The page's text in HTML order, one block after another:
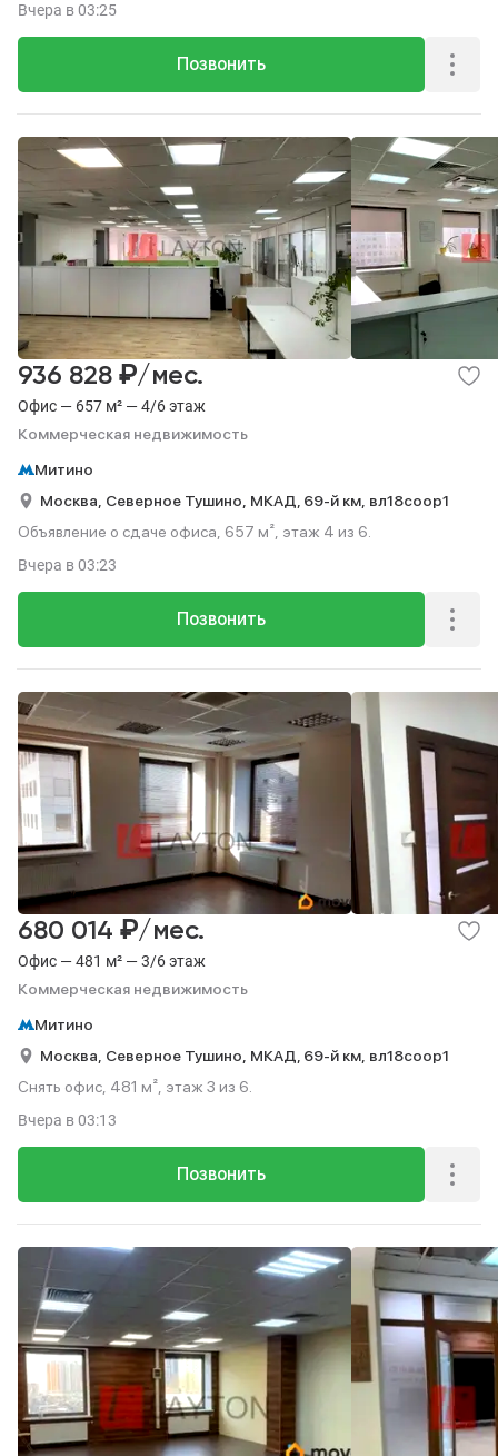
Позвонить
Вчера в 03:25
Офис — 657 м² — 4/6 этаж
Коммерческая недвижимость
936 828 ₽/мес.
Митино
Москва, Северное Тушино, МКАД, 69-й км, вл18соор1
Объявление о сдаче офиса, 657 м², этаж 4 из 6.
Позвонить
Вчера в 03:23
Офис — 481 м² — 3/6 этаж
Коммерческая недвижимость
680 014 ₽/мес.
Митино
Москва, Северное Тушино, МКАД, 69-й км, вл18соор1
Снять офис, 481 м², этаж 3 из 6.
Позвонить
Вчера в 03:13